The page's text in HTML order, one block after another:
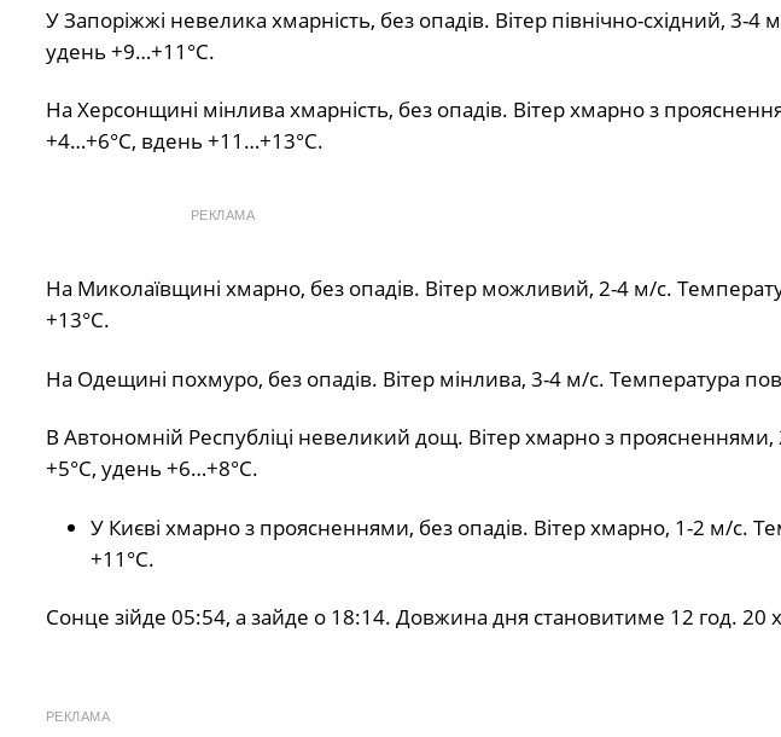
У Запоріжжі невелика хмарність, без опадів. Вітер північно-східний, 3-
удень +9…+11°С.
На Херсонщині мінлива хмарність, без опадів. Вітер хмарно з
+4…+6°С, вдень +11…+13°С.
РЕКЛАМА
На Миколаївщині хмарно, без опадів. Вітер можливий, 2-4 м/с.
+13°С.
На Одещині похмуро, без опадів. Вітер мінлива, 3-4 м/с. Температура
В Автономній Республіці невеликий дощ. Вітер хмарно з
+5°С, удень +6…+8°С.
У Києві хмарно з проясненнями, без опадів. Вітер хмарно, 1-2 м/с.
+11°С.
Сонце зійде 05:54, а зайде о 18:14. Довжина дня становитиме 12 год. 20
РЕКЛАМА